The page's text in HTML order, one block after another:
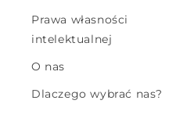
Prawa własności
intelektualnej
O nas
Dlaczego wybrać nas?